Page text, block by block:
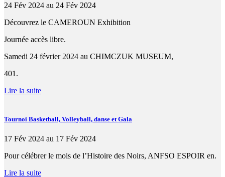
24 Fév 2024 au 24 Fév 2024
Découvrez le CAMEROUN Exhibition
Journée accès libre.
Samedi 24 février 2024 au CHIMCZUK MUSEUM,
401.
Lire la suite
Tournoi Basketball, Volleyball, danse et Gala
17 Fév 2024 au 17 Fév 2024
Pour célébrer le mois de l’Histoire des Noirs, ANFSO ESPOIR en.
Lire la suite